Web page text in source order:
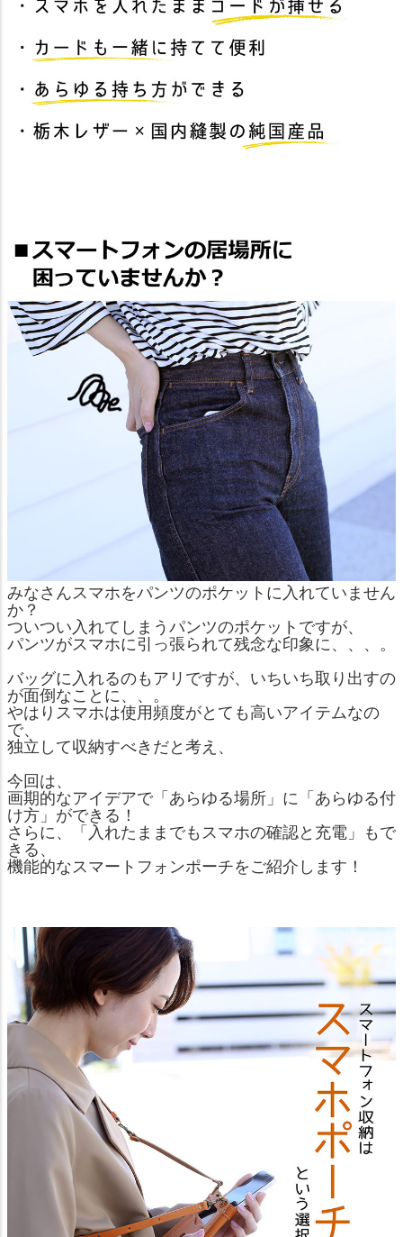
みなさんスマホをパンツのポケットに入れていません
か？
ついつい入れてしまうパンツのポケットですが、
パンツがスマホに引っ張られて残念な印象に、、、。
バッグに入れるのもアリですが、いちいち取り出すの
が面倒なことに、、。
やはりスマホは使用頻度がとても高いアイテムなの
で、
独立して収納すべきだと考え、
今回は、
画期的なアイデアで「あらゆる場所」に「あらゆる付
け方」ができる！
さらに、「入れたままでもスマホの確認と充電」もで
きる、
機能的なスマートフォンポーチをご紹介します！